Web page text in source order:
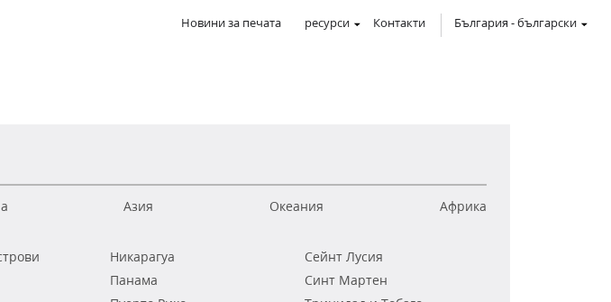
Новини за печата ресурси Контакти България -български
Азия Океания Африка
Никарагуа
Панама
Сейнт Лусия
Синт Мартен